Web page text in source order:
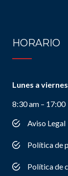
HORARIO
Lunes a viernes
8:30 am – 17:00
Aviso Legal
Política de
Política de